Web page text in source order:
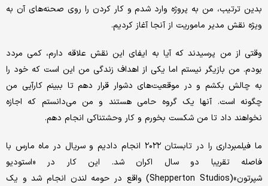
بدین ترتیب، من به پروژه وارد شدم و کار کردن را روی صحنه‌های آن به
ویژه نقش مدیر ماموریت از آنجا آغاز کردیم.
وقتی از من پرسیدند که آیا به ایفای این نقش علاقه دارم، کمی مردد
بودم. من بازیگر نیستم اما یکی از اهداف زندگی من این است که خود را
به چالش بکشم و در موقعیت‌های دشوار قرار دهم تا ببینم کارآیی من
چگونه است. آنها یک گروه حامی هستند و من می‌دانستم که اجازه
نخواهند داد تا من شکست بخورم و کار وحشتناکی انجام دهم.
ما فیلمبرداری را در تابستان ۲۰۲۲ انجام دادیم و سریال در ماه مارس با
فاصله تقریبا دو سال اکران شد. این کار در «استودیو
شپرتون»(Shepperton Studios) واقع در حومه لندن انجام شد و یک